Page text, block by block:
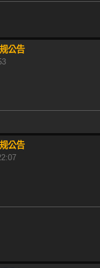
公告
公告